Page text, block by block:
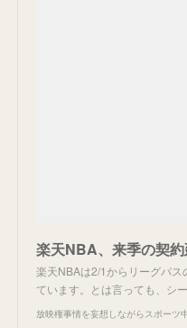
楽天NBA、来季の契約
楽天NBAは2/1からリーグパ
ています。とは言っても、シ
放映権事情を妄想しながらスポーツ